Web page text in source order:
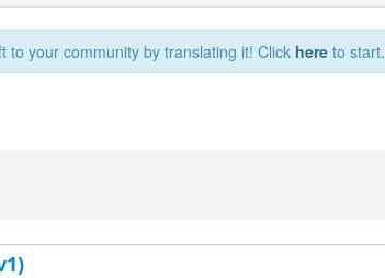
to your community by translating it! Click here to start.